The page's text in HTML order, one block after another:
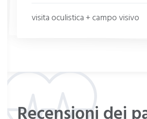
visita oculistica + campo visivo